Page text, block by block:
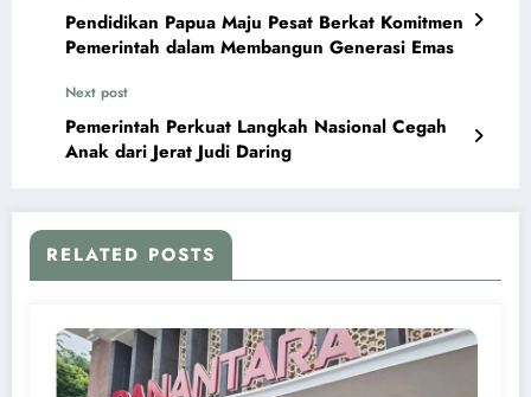
Pendidikan Papua Maju Pesat Berkat Komitmen
Pemerintah dalam Membangun Generasi Emas
Next post
Pemerintah Perkuat Langkah Nasional Cegah
Anak dari Jerat Judi Daring
RELATED POSTS